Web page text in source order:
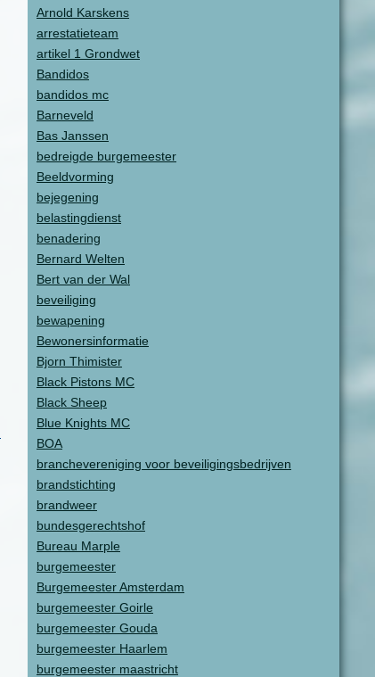
Arnold Karskens
arrestatieteam
artikel 1 Grondwet
Bandidos
bandidos mc
Barneveld
Bas Janssen
bedreigde burgemeester
Beeldvorming
bejegening
belastingdienst
benadering
Bernard Welten
Bert van der Wal
beveiliging
bewapening
Bewonersinformatie
Bjorn Thimister
Black Pistons MC
Black Sheep
Blue Knights MC
BOA
branchevereniging voor beveiligingsbedrijven
brandstichting
brandweer
bundesgerechtshof
Bureau Marple
burgemeester
Burgemeester Amsterdam
burgemeester Goirle
burgemeester Gouda
burgemeester Haarlem
burgemeester maastricht